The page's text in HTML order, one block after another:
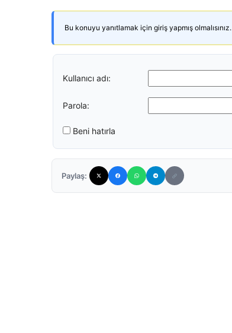
Bu konuyu yanıtlamak için giriş yapmış olmalısınız.
Kullanıcı adı:
Parola:
Beni hatırla
Paylaş: